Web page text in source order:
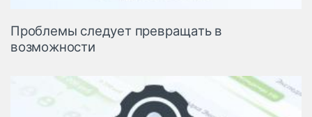
Проблемы следует превращать в
возможности